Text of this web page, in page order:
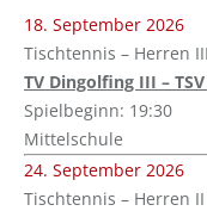
18. September 2026
Tischtennis – Herren III
TV Dingolfing III –
Spielbeginn: 19:30
Mittelschule
24. September 2026
Tischtennis – Herren II